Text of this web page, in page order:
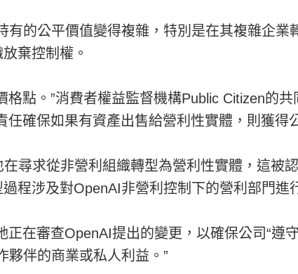
有的公平價值變得複雜，特別是在其複雜企業
棄控制權。
點。”消費者權益監督機構Public Citizen的
任確保如果有資產出售給營利性實體，則獲得
尋求從非營利組織轉型為營利性實體，這被
程涉及對OpenAI非營利控制下的營利部門進
正在審查OpenAI提出的變更，以確保公司“遵
夥伴的商業或私人利益。”